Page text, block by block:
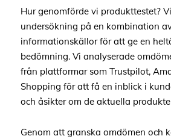
Hur genomförde vi produkttestet?
undersökning på en kombination
informationskällor för att ge en
bedömning. Vi analyserade
från plattformar som Trustpilot,
Shopping för att få en inblick i
och åsikter om de aktuella
Genom att granska omdömen och